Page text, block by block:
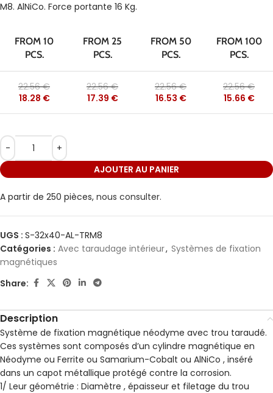
M8. AlNiCo. Force portante 16 Kg.
FROM 10
PCS.
FROM 25
PCS.
FROM 50
PCS.
FROM 100
PCS.
22.56€
18.28 €
22.56€
17.39 €
22.56€
16.53 €
22.56€
15.66 €
AJOUTER AU PANIER
A partir de 250 pièces, nous consulter.
UGS : S-32x40-AL-TRM8
Catégories : Avec taraudage intérieur, Systèmes de fixation
magnétiques
Share:
Description
Système de fixation magnétique néodyme avec trou taraudé.
Ces systèmes sont composés d’un cylindre magnétique en
Néodyme ou Ferrite ou Samarium-Cobalt ou AlNiCo , inséré
dans un capot métallique protégé contre la corrosion.
1/ Leur géométrie : Diamètre , épaisseur et filetage du trou